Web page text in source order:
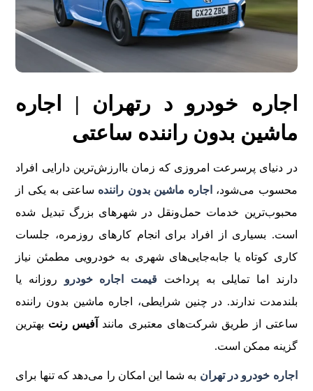
اجاره خودرو د رتهران | اجاره
ماشین بدون راننده ساعتی
در دنیای پرسرعت امروزی که زمان باارزش‌ترین دارایی افراد
محسوب می‌شود، اجاره ماشین بدون راننده ساعتی به یکی از
محبوب‌ترین خدمات حمل‌ونقل در شهرهای بزرگ تبدیل شده
است. بسیاری از افراد برای انجام کارهای روزمره، جلسات
کاری کوتاه یا جابه‌جایی‌های شهری به خودرویی مطمئن نیاز
دارند اما تمایلی به پرداخت قیمت اجاره خودرو
روزانه یا
بلندمدت ندارند. در چنین شرایطی، اجاره ماشین بدون راننده
ساعتی از طریق شرکت‌های معتبری مانند
آفیس رنت بهترین
گزینه ممکن است.
اجاره خودرو در تهران به شما این امکان را می‌دهد که تنها برای